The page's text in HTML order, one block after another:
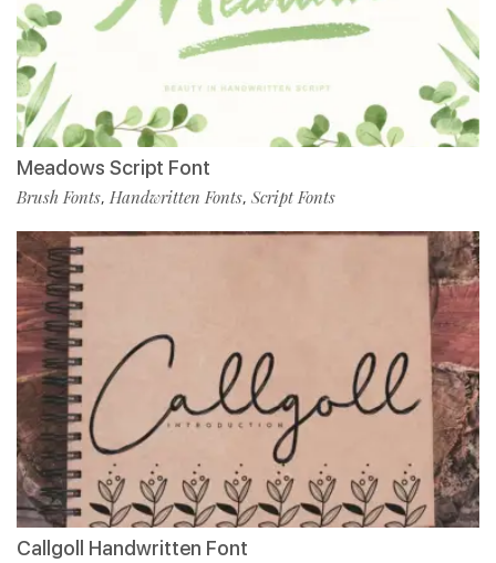
Meadows Script Font
Brush Fonts, Handwritten Fonts, Script Fonts
Callgoll Handwritten Font